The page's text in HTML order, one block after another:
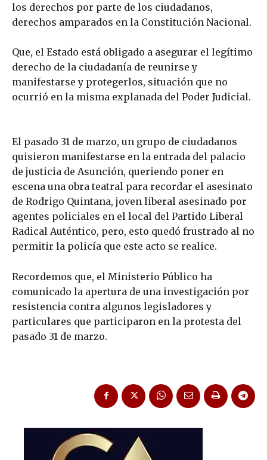
los derechos por parte de los ciudadanos,
derechos amparados en la Constitución Nacional.
Que, el Estado está obligado a asegurar el legítimo
derecho de la ciudadanía de reunirse y
manifestarse y protegerlos, situación que no
ocurrió en la misma explanada del Poder Judicial.
El pasado 31 de marzo, un grupo de ciudadanos
quisieron manifestarse en la entrada del palacio
de justicia de Asunción, queriendo poner en
escena una obra teatral para recordar el asesinato
de Rodrigo Quintana, joven liberal asesinado por
agentes policiales en el local del Partido Liberal
Radical Auténtico, pero, esto quedó frustrado al no
permitir la policía que este acto se realice.
Recordemos que, el Ministerio Público ha
comunicado la apertura de una investigación por
resistencia contra algunos legisladores y
particulares que participaron en la protesta del
pasado 31 de marzo.